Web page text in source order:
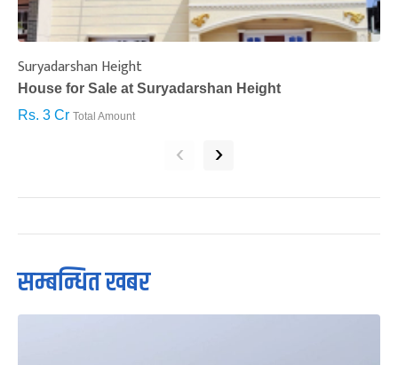
Suryadarshan Height
House for Sale at Suryadarshan Height
Rs. 3 Cr Total Amount
‹ ›
सम्बन्धित खबर